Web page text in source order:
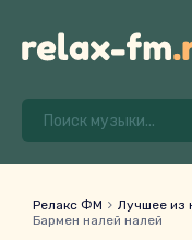
Релакс ФМ Лучшее из
Бармен налей налей